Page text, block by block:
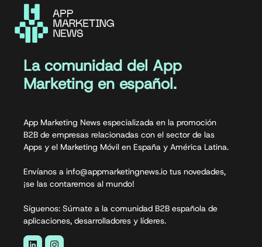
La comunidad del App
Marketing en español.
App Marketing News especializada en la promoción
B2B de empresas relacionadas con el sector de las
Apps y el Marketing Móvil en España y América Latina.
Envíanos a info@appmarketingnews.io tus novedades,
¡se las contaremos al mundo!
Síguenos: Súmate a la comunidad B2B española de
aplicaciones, desarrolladores y líderes.